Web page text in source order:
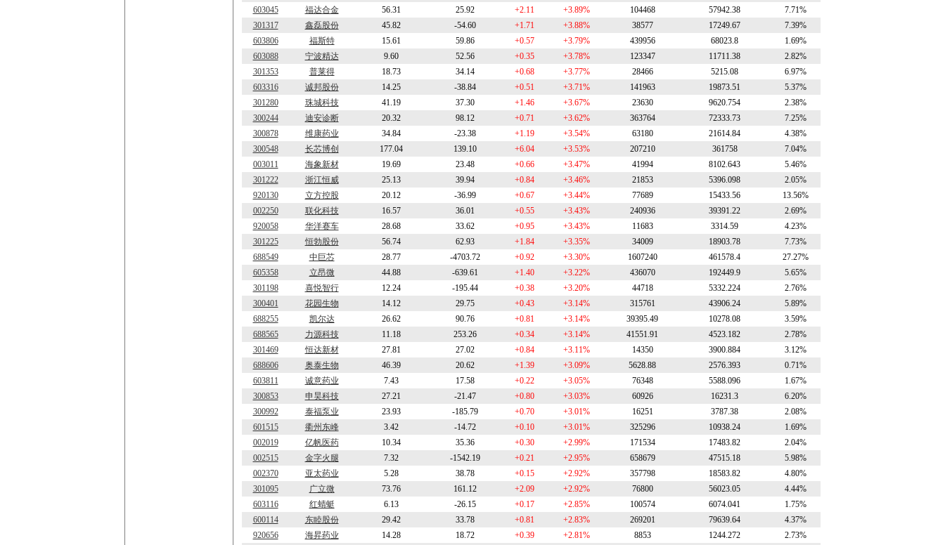
603045
福达合金 56.31 25.92 +2.11 +3.89% 104468 57942.38
7.71%
301317
鑫磊股份 45.82 -54.60 +1.71 +3.88% 38577 17249.67
7.39%
603806
福斯特 15.61 59.86 +0.57 +3.79% 439956 68023.8
1.69%
603088
宁波精达 9.60 52.56 +0.35 +3.78% 123347 11711.38
2.82%
301353
普莱得 18.73 34.14 +0.68 +3.77% 28466 5215.08
6.97%
603316
诚邦股份 14.25 -38.84 +0.51 +3.71% 141963 19873.51
5.37%
301280
珠城科技 41.19 37.30 +1.46 +3.67% 23630 9620.754
2.38%
300244
迪安诊断 20.32 98.12 +0.71 +3.62% 363764 72333.73
7.25%
300878
维康药业 34.84 -23.38 +1.19 +3.54% 63180 21614.84
4.38%
300548
长芯博创 177.04 139.10 +6.04 +3.53% 207210 361758
7.04%
003011
海象新材 19.69 23.48 +0.66 +3.47% 41994 8102.643
5.46%
301222
浙江恒威 25.13 39.94 +0.84 +3.46% 21853 5396.098
2.05%
920130
立方控股 20.12 -36.99 +0.67 +3.44% 77689 15433.56
13.56%
002250
联化科技 16.57 36.01 +0.55 +3.43% 240936 39391.22
2.69%
920058
华洋赛车 28.68 33.62 +0.95 +3.43% 11683 3314.59
4.23%
301225
恒勃股份 56.74 62.93 +1.84 +3.35% 34009 18903.78
7.73%
688549
中巨芯 28.77 -4703.72 +0.92 +3.30% 1607240 461578.4
27.27%
605358
立昂微 44.88 -639.61 +1.40 +3.22% 436070 192449.9
5.65%
301198
喜悦智行 12.24 -195.44 +0.38 +3.20% 44718 5332.224
2.76%
300401
花园生物 14.12 29.75 +0.43 +3.14% 315761 43906.24
5.89%
688255
凯尔达 26.62 90.76 +0.81 +3.14% 39395.49 10278.08
3.59%
688565
力源科技 11.18 253.26 +0.34 +3.14% 41551.91 4523.182
2.78%
301469
恒达新材 27.81 27.02 +0.84 +3.11% 14350 3900.884
3.12%
688606
奥泰生物 46.39 20.62 +1.39 +3.09% 5628.88 2576.393
0.71%
603811
诚意药业 7.43 17.58 +0.22 +3.05% 76348 5588.096
1.67%
300853
申昊科技 27.21 -21.47 +0.80 +3.03% 60926 16231.3
6.20%
300992
泰福泵业 23.93 -185.79 +0.70 +3.01% 16251 3787.38
2.08%
601515
衢州东峰 3.42 -14.72 +0.10 +3.01% 325296 10938.24
1.69%
002019
亿帆医药 10.34 35.36 +0.30 +2.99% 171534 17483.82
2.04%
002515
金字火腿 7.32 -1542.19 +0.21 +2.95% 658679 47515.18
5.98%
002370
亚太药业 5.28 38.78 +0.15 +2.92% 357798 18583.82
4.80%
301095
广立微 73.76 161.12 +2.09 +2.92% 76800 56023.05
4.44%
603116
红蜻蜓 6.13 -26.15 +0.17 +2.85% 100574 6074.041
1.75%
600114
东睦股份 29.42 33.78 +0.81 +2.83% 269201 79639.64
4.37%
920656
海昇药业 14.28 18.72 +0.39 +2.81% 8853 1244.272
2.73%